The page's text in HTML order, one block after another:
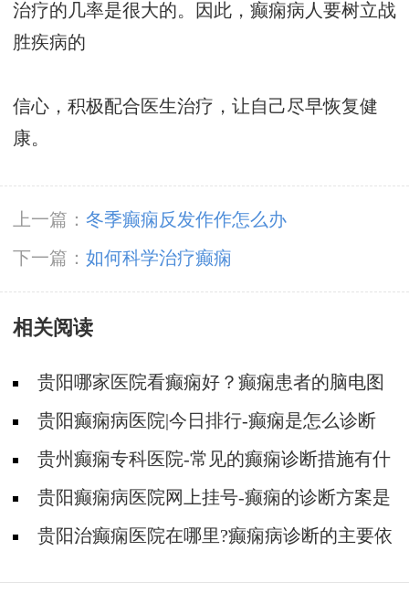
治疗的几率是很大的。因此，癫痫病人要树立战
胜疾病的
信心，积极配合医生治疗，让自己尽早恢复健
康。
上一篇： 冬季癫痫反发作作怎么办
下一篇： 如何科学治疗癫痫
相关阅读
贵阳哪家医院看癫痫好？癫痫患者的脑电图
表现是什么样？
贵阳癫痫病医院|今日排行-癫痫是怎么诊断
的？贵州癫痫专科医院-常见的癫痫诊断措施有什
么?贵阳癫痫病医院网上挂号-癫痫的诊断方案是
什么？
贵阳治癫痫医院在哪里?癫痫病诊断的主要依